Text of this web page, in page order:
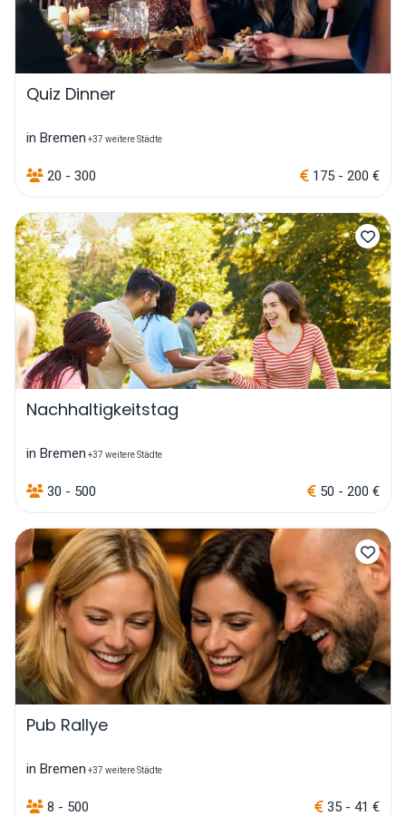
Quiz Dinner
in Bremen +37 weitere Städte
20 - 300 175 - 200 €
Nachhaltigkeitstag
in Bremen +37 weitere Städte
30 - 500 50 - 200 €
Pub Rallye
in Bremen +37 weitere Städte
8 - 500 35 - 41 €